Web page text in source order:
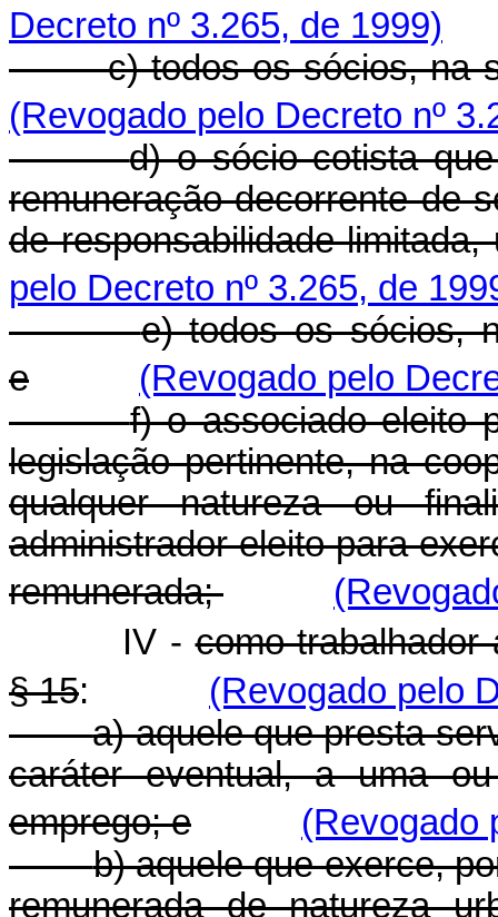
Decreto nº 3.265, de 1999)
c) todos os sócios, na
(Revogado pelo Decreto nº
d) o sócio cotista
remuneração decorrente de
de responsabilidade
pelo Decreto nº 3.265, de
e) todos os sócios,
e
(Revogado pelo
f) o associado eleito
legislação pertinente, na
qualquer natureza ou
administrador eleito para
remunerada;
IV -como trabalhador
§ 15:
(Revogado pelo
a) aquele que presta
caráter eventual, a uma
emprego; e
(Revogado
b) aquele que exerce,
remunerada de natureza